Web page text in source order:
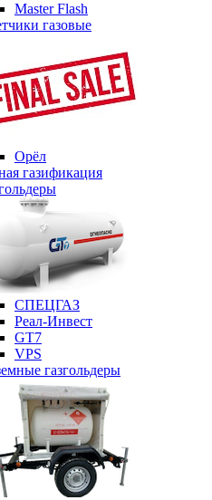
Master Flash
газовые
Орёл
газификация
СПЕЦГАЗ
Реал-Инвест
GT7
VPS
газгольдеры